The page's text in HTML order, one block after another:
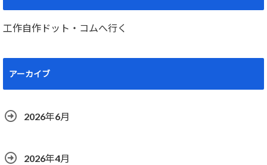
工作自作ドット・コムへ行く
アーカイブ
2026年6月
2026年4月